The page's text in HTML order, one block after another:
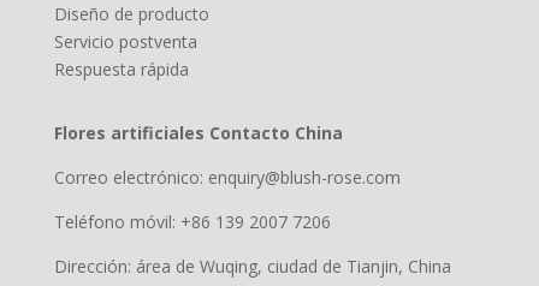
Diseño de producto
Servicio postventa
Respuesta rápida
Flores artificiales Contacto China
Correo electrónico: enquiry@blush-rose.com
Teléfono móvil: +86 139 2007 7206
Dirección: área de Wuqing, ciudad de Tianjin, China